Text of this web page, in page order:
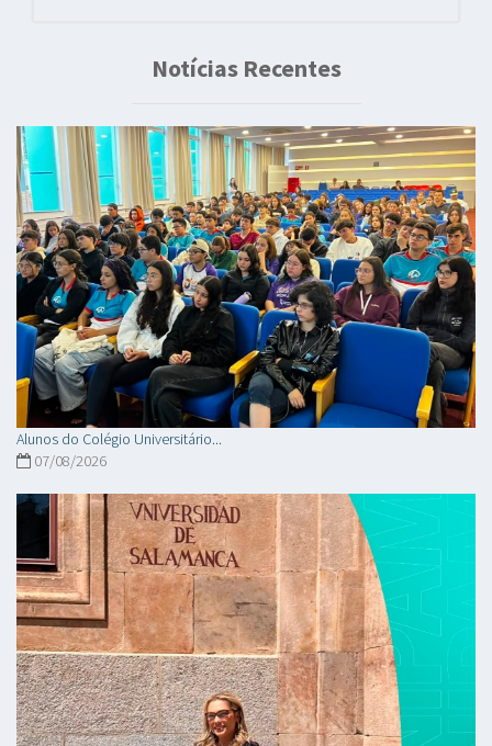
Notícias Recentes
Alunos do Colégio Universitário...
07/08/2026